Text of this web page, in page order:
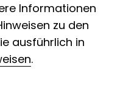
ihre
Informationen
zu den
ausführlich in
.